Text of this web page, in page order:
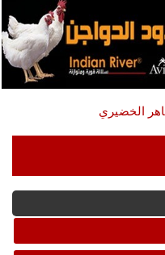
الخضيري